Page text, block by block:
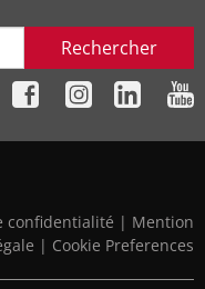
Rechercher
confidentialité | Mention
| Cookie Preferences